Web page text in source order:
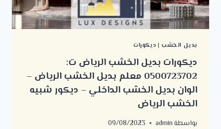
بديل الخشب | ديكورات
ديكورات بديل الخشب الرياض ت:
0500723702 معلم بديل الخشب الرياض –
الوان بديل الخشب الداخلي – ديكور شبيه
الخشب الرياض
بواسطةadmin
09/08/2023